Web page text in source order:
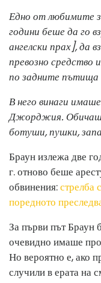
Едно от любимите
години беше да го
ангелски прах], да
превозно средство
по задните
В него винаги
Джорджия.
ботуши, пушки,
Браун излежа две
г. отново беше
обвинения:стрелба
поредното
За първи път Браун
очевидно имаше
Но вероятно е, ако
случили в ерата на